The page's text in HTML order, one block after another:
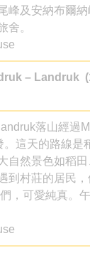
峰及安納布爾
舍。
– Landruk
落山經過
。這天的路線是
自然景色如稻田
到村莊的居民
，可愛純真。